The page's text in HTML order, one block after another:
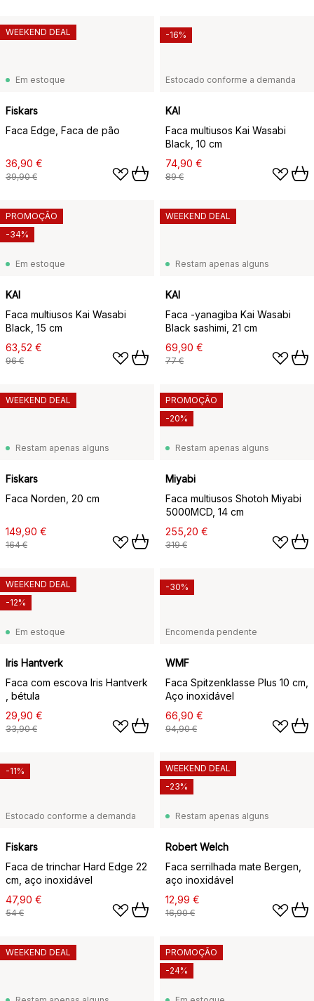
Em estoque
Fiskars
Faca Edge, Faca de pão
36,90 €
39,90 €
WEEKEND DEAL
Estocado conforme a demanda
KAI
Faca multiusos Kai Wasabi
Black, 10 cm
74,90 €
89 €
-16%
Em estoque
KAI
Faca multiusos Kai Wasabi
Black, 15 cm
63,52 €
96 €
PROMOÇÃO
-34%
Restam apenas alguns
KAI
Faca -yanagiba Kai Wasabi
Black sashimi, 21 cm
69,90 €
77 €
WEEKEND DEAL
Restam apenas alguns
Fiskars
Faca Norden, 20 cm
149,90 €
164 €
WEEKEND DEAL
Restam apenas alguns
Miyabi
Faca multiusos Shotoh Miyabi
5000MCD, 14 cm
255,20 €
319 €
PROMOÇÃO
-20%
Em estoque
Iris Hantverk
Faca com escova Iris Hantverk
, bétula
29,90 €
33,90 €
WEEKEND DEAL
-12%
Encomenda pendente
WMF
Faca Spitzenklasse Plus 10 cm,
Aço inoxidável
66,90 €
94,90 €
-30%
Estocado conforme a demanda
Fiskars
Faca de trinchar Hard Edge 22
cm, aço inoxidável
47,90 €
54 €
-11%
Restam apenas alguns
Robert Welch
Faca serrilhada mate Bergen,
aço inoxidável
12,99 €
16,90 €
WEEKEND DEAL
-23%
WEEKEND DEAL
PROMOÇÃO
-24%